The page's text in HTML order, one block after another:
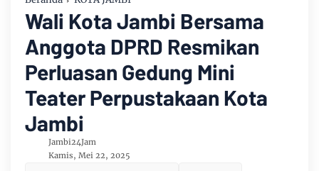
Wali Kota Jambi Bersama
Anggota DPRD Resmikan
Perluasan Gedung Mini
Teater Perpustakaan Kota
Jambi
Jambi24Jam
Kamis, Mei 22, 2025